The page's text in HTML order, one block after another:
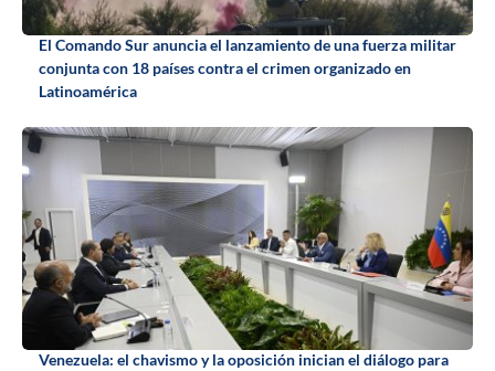
El Comando Sur anuncia el lanzamiento de una fuerza militar
conjunta con 18 países contra el crimen organizado en
Latinoamérica
Venezuela: el chavismo y la oposición inician el diálogo para